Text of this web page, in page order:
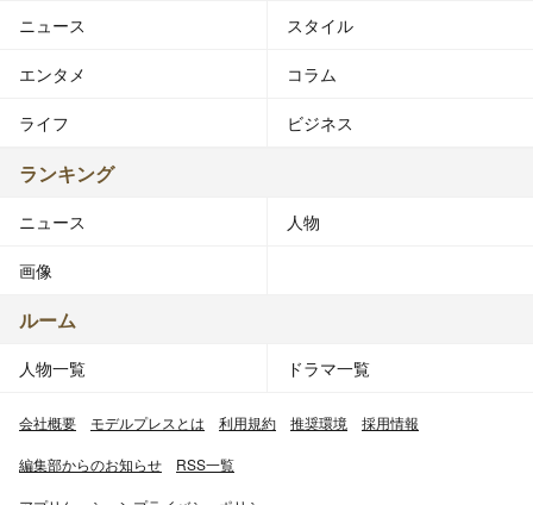
ニュース スタイル
エンタメ コラム
ライフ ビジネス
ランキング
ニュース 人物
画像
ルーム
人物一覧 ドラマ一覧
会社概要 モデルプレスとは 利用規約 推奨環境 採用情報
編集部からのお知らせ RSS一覧